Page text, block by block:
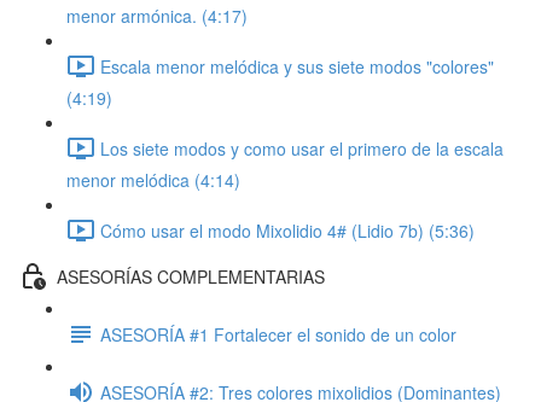
menor armónica. (4:17)
Escala menor melódica y sus siete modos "colores"
(4:19)
Los siete modos y como usar el primero de la escala
menor melódica (4:14)
Cómo usar el modo Mixolidio 4# (Lidio 7b) (5:36)
ASESORÍAS COMPLEMENTARIAS
ASESORÍA #1 Fortalecer el sonido de un color
ASESORÍA #2: Tres colores mixolidios (Dominantes)